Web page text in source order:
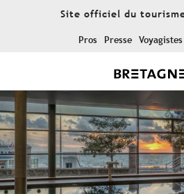
Site officiel du
Pros Presse Voyagistes